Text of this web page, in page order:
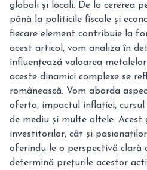
globali și locali. De la cererea
până la politicile fiscale și
fiecare element contribuie la
acest articol, vom analiza în
influențează valoarea
aceste dinamici complexe se
românească. Vom aborda
oferta, impactul inflației,
de mediu și multe altele.
investitorilor, cât și
oferindu-le o perspectivă clară
determină prețurile acestor